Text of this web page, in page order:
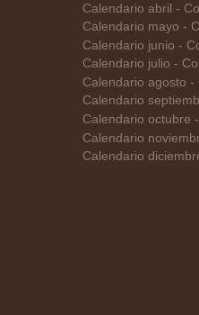
Calendario abril -
Calendario mayo -
Calendario junio -
Calendario julio -
Calendario agosto -
Calendario
Calendario octubre
Calendario
Calendario